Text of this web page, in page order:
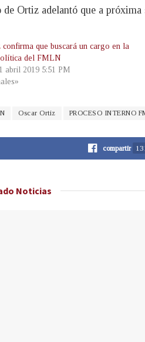
de Ortiz adelantó que a
que buscará un cargo en la
del FMLN
abril 2019 5:51 PM
Oscar Ortiz PROCESO INTERNO
compartir
Noticias